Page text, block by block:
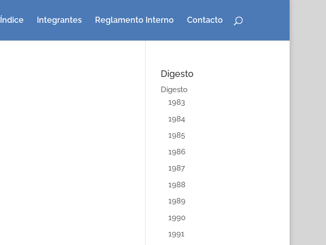
Índice Integrantes Reglamento Interno Contacto
Digesto
Digesto
1983
1984
1985
1986
1987
1988
1989
1990
1991